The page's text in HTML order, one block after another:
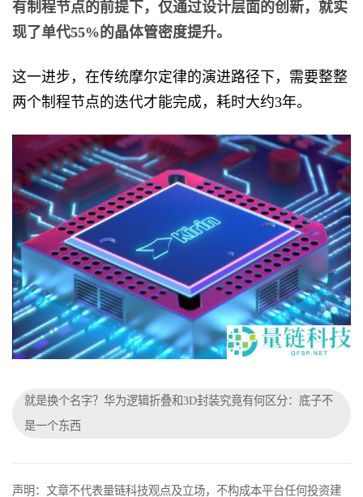
有制程节点的前提下，仅通过设计层面的创新，就实
现了单代55%的晶体管密度提升。
这一进步，在传统摩尔定律的演进路径下，需要整整
两个制程节点的迭代才能完成，耗时大约3年。
就是换个名字？华为逻辑折叠和3D封装究竟有何区分：底子不
是一个东西
声明：文章不代表量链科技观点及立场，不构成本平台任何投资建